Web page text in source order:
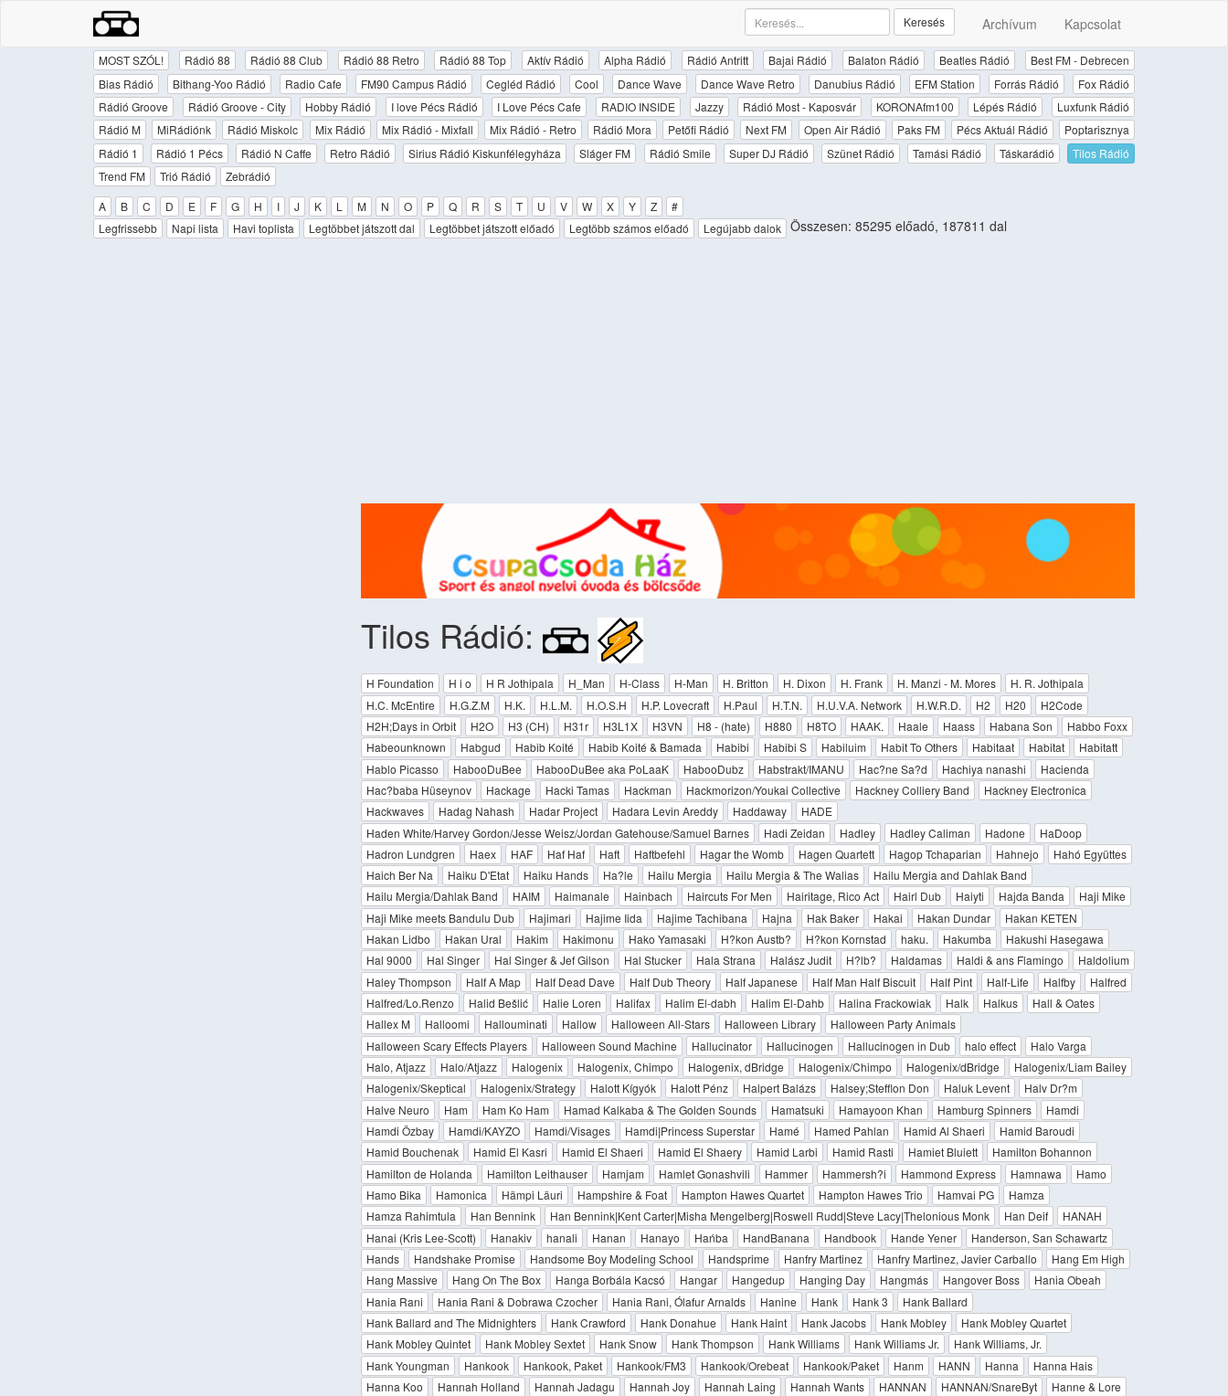
Archívum Kapcsolat
Keresés
MOST SZÓL! Rádió 88 Rádió 88 Club Rádió 88 Retro Rádió 88 Top Aktív Rádió Alpha Rádió Rádió Antritt Bajai Rádió Balaton Rádió Beatles Rádió
Best FM - Debrecen
Bias Rádió
Bithang-Yoo Rádió Radio Cafe FM90 Campus Rádió Cegléd Rádió Cool Dance Wave Dance Wave Retro Danubius Rádió EFM Station Forrás Rádió
Fox Rádió
Rádió Groove
Rádió Groove - City Hobby Rádió I love Pécs Rádió I Love Pécs Cafe RADIO INSIDE Jazzy Rádió Most - Kaposvár KORONAfm100 Lépés Rádió
Luxfunk Rádió
Rádió M
MiRádiónk Rádió Miskolc Mix Rádió Mix Rádió - Mixfall Mix Rádió - Retro Rádió Mora Petőfi Rádió Next FM Open Air Rádió Paks FM Pécs Aktuál Rádió
Poptarisznya
Rádió 1
Rádió 1 Pécs Rádió N Caffe Retro Rádió Sirius Rádió Kiskunfélegyháza Sláger FM Rádió Smile Super DJ Rádió Szünet Rádió Tamási Rádió Táskarádió
Tilos Rádió
Trend FM
Trió Rádió
Zebrádió
A
B C D E F G H I J K L M N O P Q R S T U V W X Y Z
#
Legfrissebb
Napi lista Havi toplista Legtöbbet játszott dal Legtöbbet játszott előadó Legtöbb számos előadó Legújabb dalok Összesen: 85295 előadó, 187811 dal
Tilos Rádió:
H Foundation H i o H R Jothipala H_Man H-Class H-Man H. Britton H. Dixon H. Frank H. Manzi - M. Mores
H. R. Jothipala
H.C. McEntire
H.G.Z.M H.K. H.L.M. H.O.S.H H.P. Lovecraft H.Paul H.T.N. H.U.V.A. Network H.W.R.D. H2 H20
H2Code
H2H;Days in Orbit
H2O H3 (CH) H31r H3L1X H3VN H8 - (hate) H880 H8TO HAAK. Haale Haass Habana Son
Habbo Foxx
Habeounknown
Habgud Habib Koité Habib Koité & Bamada Habibi Habibi S Habiluim Habit To Others Habitaat Habitat
Habitatt
Hablo Picasso
HabooDuBee HabooDuBee aka PoLaaK HabooDubz Habstrakt/IMANU Hac?ne Sa?d Hachiya nanashi
Hacienda
Hac?baba Hüseynov
Hackage Hacki Tamas Hackman Hackmorizon/Youkai Collective Hackney Colliery Band
Hackney Electronica
Hackwaves
Hadag Nahash Hadar Project Hadara Levin Areddy Haddaway
HADE
Haden White/Harvey Gordon/Jesse Weisz/Jordan Gatehouse/Samuel Barnes
Hadi Zeidan Hadley Hadley Caliman Hadone
HaDoop
Hadron Lundgren
Haex HAF Haf Haf Haft Haftbefehl Hagar the Womb Hagen Quartett Hagop Tchaparian Hahnejo
Hahó Együttes
Haich Ber Na
Haiku D'Etat Haiku Hands Ha?le Hailu Mergia Hailu Mergia & The Walias
Hailu Mergia and Dahlak Band
Hailu Mergia/Dahlak Band
HAIM Haimanale Hainbach Haircuts For Men Hairitage, Rico Act Hairl Dub Haiyti Hajda Banda
Haji Mike
Haji Mike meets Bandulu Dub
Hajimari Hajime Iida Hajime Tachibana Hajna Hak Baker Hakai Hakan Dundar
Hakan KETEN
Hakan Lidbo
Hakan Ural Hakim Hakimonu Hako Yamasaki H?kon Austb? H?kon Kornstad haku. Hakumba
Hakushi Hasegawa
Hal 9000
Hal Singer Hal Singer & Jef Gilson Hal Stucker Hala Strana Halász Judit H?lb? Haldamas Haldi & ans Flamingo
Haldolium
Haley Thompson
Half A Map Half Dead Dave Half Dub Theory Half Japanese Half Man Half Biscuit Half Pint Half-Life Halfby
Halfred
Halfred/Lo.Renzo
Halid Bešlić Halie Loren Halifax Halim El-dabh Halim El-Dahb Halina Frackowiak Halk Halkus
Hall & Oates
Hallex M
Halloomi Hallouminati Hallow Halloween All-Stars Halloween Library
Halloween Party Animals
Halloween Scary Effects Players
Halloween Sound Machine Hallucinator Hallucinogen Hallucinogen in Dub halo effect
Halo Varga
Halo, Atjazz
Halo/Atjazz Halogenix Halogenix, Chimpo Halogenix, dBridge Halogenix/Chimpo Halogenix/dBridge
Halogenix/Liam Bailey
Halogenix/Skeptical
Halogenix/Strategy Halott Kígyók Halott Pénz Halpert Balázs Halsey;Stefflon Don Haluk Levent
Halv Dr?m
Halve Neuro
Ham Ham Ko Ham Hamad Kalkaba & The Golden Sounds Hamatsuki Hamayoon Khan Hamburg Spinners
Hamdi
Hamdi Özbay
Hamdi/KAYZO Hamdi/Visages Hamdi|Princess Superstar Hamé Hamed Pahlan Hamid Al Shaeri
Hamid Baroudi
Hamid Bouchenak
Hamid El Kasri Hamid El Shaeri Hamid El Shaery Hamid Larbi Hamid Rasti Hamiet Bluiett
Hamilton Bohannon
Hamilton de Holanda
Hamilton Leithauser Hamjam Hamlet Gonashvili Hammer Hammersh?i Hammond Express Hamnawa
Hamo
Hamo Bika
Hamonica Hämpi Läuri Hampshire & Foat Hampton Hawes Quartet Hampton Hawes Trio Hamvai PG
Hamza
Hamza Rahimtula
Han Bennink Han Bennink|Kent Carter|Misha Mengelberg|Roswell Rudd|Steve Lacy|Thelonious Monk Han Deif
HANAH
Hanai (Kris Lee-Scott)
Hanakiv hanali Hanan Hanayo Hańba HandBanana Handbook Hande Yener
Handerson, San Schawartz
Hands
Handshake Promise Handsome Boy Modeling School Handsprime Hanfry Martinez Hanfry Martinez, Javier Carballo
Hang Em High
Hang Massive
Hang On The Box Hanga Borbála Kacsó Hangar Hangedup Hanging Day Hangmás Hangover Boss
Hania Obeah
Hania Rani
Hania Rani & Dobrawa Czocher Hania Rani, Ólafur Arnalds Hanine Hank Hank 3
Hank Ballard
Hank Ballard and The Midnighters
Hank Crawford Hank Donahue Hank Haint Hank Jacobs Hank Mobley
Hank Mobley Quartet
Hank Mobley Quintet
Hank Mobley Sextet Hank Snow Hank Thompson Hank Williams Hank Williams Jr.
Hank Williams, Jr.
Hank Youngman
Hankook Hankook, Paket Hankook/FM3 Hankook/Orebeat Hankook/Paket Hanm HANN Hanna
Hanna Hais
Hanna Koo
Hannah Holland Hannah Jadagu Hannah Joy Hannah Laing Hannah Wants HANNAN HANNAN/SnareByt
Hanne & Lore